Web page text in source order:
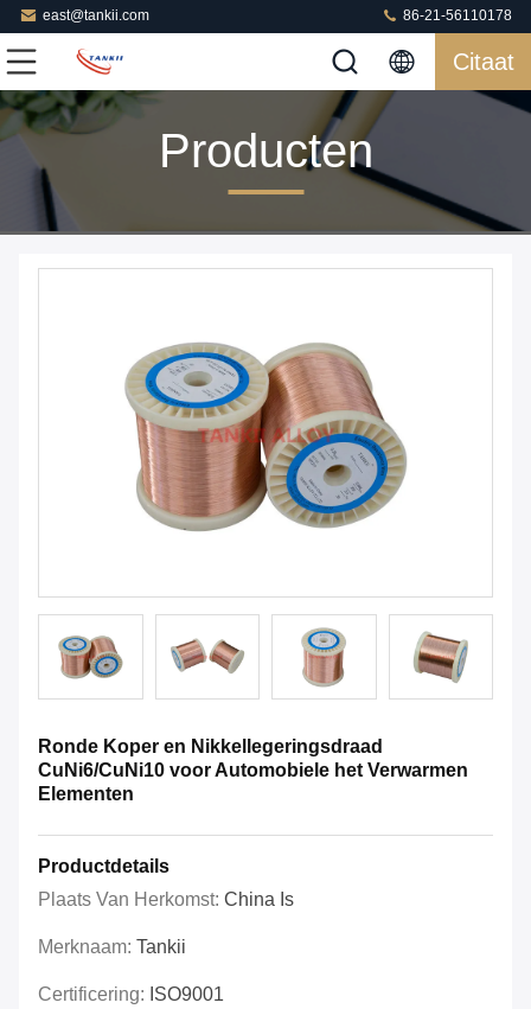
east@tankii.com 86-21-56110178
Citaat
Producten
Ronde Koper en Nikkellegeringsdraad
CuNi6/CuNi10 voor Automobiele het Verwarmen
Elementen
Productdetails
Plaats Van Herkomst: China Is
Merknaam: Tankii
Certificering: ISO9001